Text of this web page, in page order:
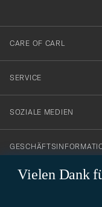
Vielen Dank
dig
till
vårt
nyhetsbrev!
CARE OF CARL
SERVICE
SOZIALE MEDIEN